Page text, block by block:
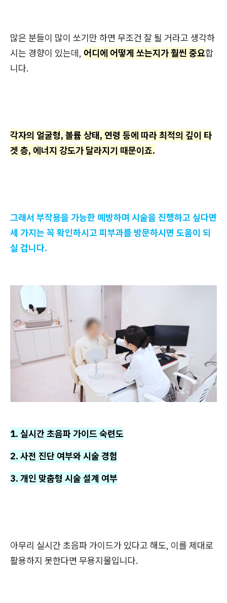
많은 분들이 많이 쏘기만 하면 무조건 잘 될 거라고 생각하
시는 경향이 있는데, 어디에 어떻게 쏘는지가 훨씬 중요합
니다.
각자의 얼굴형, 볼륨 상태, 연령 등에 따라 최적의 깊이 타
겟 층, 에너지 강도가 달라지기 때문이죠.
그래서 부작용을 가능한 예방하며 시술을 진행하고 싶다면
세 가지는 꼭 확인하시고 피부과를 방문하시면 도움이 되
실 겁니다.
1. 실시간 초음파 가이드 숙련도
2. 사전 진단 여부와 시술 경험
3. 개인 맞춤형 시술 설계 여부
아무리 실시간 초음파 가이드가 있다고 해도, 이를 제대로
활용하지 못한다면 무용지물입니다.